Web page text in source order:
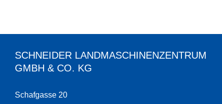
SCHNEIDER LANDMASCHINENZENTRUM
GMBH & CO. KG
Schafgasse 20